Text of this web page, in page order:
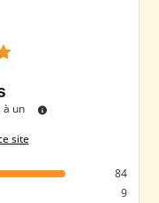
à un
site
84
9